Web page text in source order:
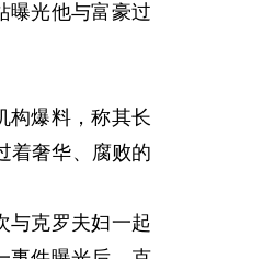
光他与富豪过
爆料，称其长
着奢华、腐败的
克罗夫妇一起